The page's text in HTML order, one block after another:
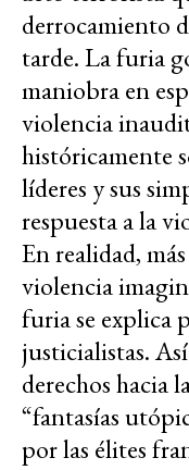
derrocamiento
tarde. La furia
maniobra en
violencia
históricamente
líderes y sus
respuesta a la
En realidad,
violencia
furia se explica
justicialistas.
derechos hacia
“fantasías
por las élites